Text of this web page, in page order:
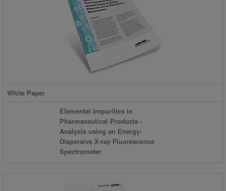
White Paper
Elemental Impurities in
Pharmaceutical Products -
Analysis using an Energy-
Dispersive X-ray Fluorescence
Spectrometer